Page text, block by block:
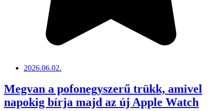
2026.06.02.
Megvan a pofonegyszerű trükk, amivel
napokig bírja majd az új Apple Watch